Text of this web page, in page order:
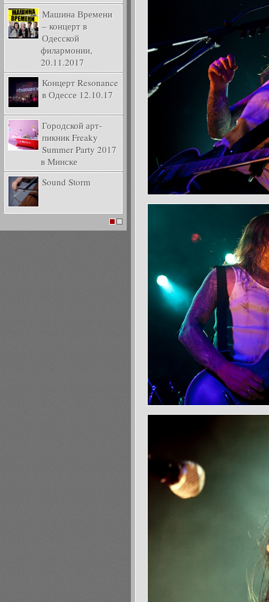
Машина Времени
– концерт в
Одесской
филармонии,
20.11.2017
Концерт Resonance
в Одессе 12.10.17
Городской арт-
пикник Freaky
Summer Party 2017
в Минске
Sound Storm